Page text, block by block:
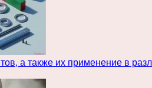
а также их применение в